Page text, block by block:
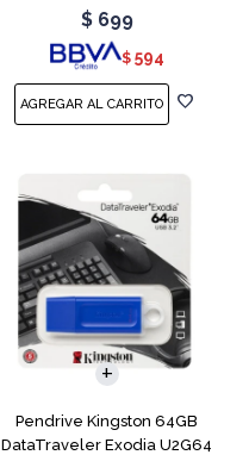
Pink
$ 699
$ 594
Pendrive Kingston 64GB
DataTraveler Exodia U2G64